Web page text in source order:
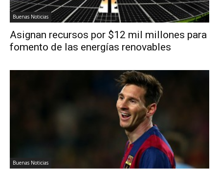
Buenas Noticias
Asignan recursos por $12 mil millones para
fomento de las energías renovables
Buenas Noticias